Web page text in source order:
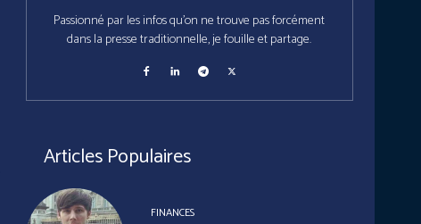
Passionné par les infos qu'on ne trouve pas forcément
dans la presse traditionnelle, je fouille et partage.
Articles Populaires
FINANCES